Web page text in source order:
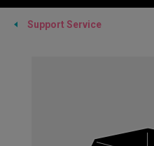
Support Service